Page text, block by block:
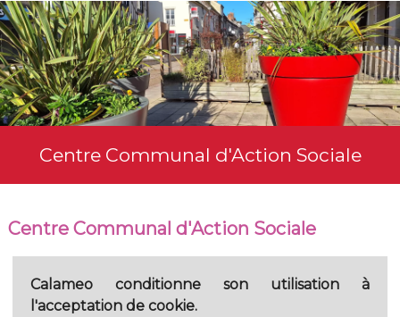
Centre Communal d'Action Sociale
Centre Communal d'Action Sociale
Calameoconditionne son utilisation à
l'acceptation de cookie.